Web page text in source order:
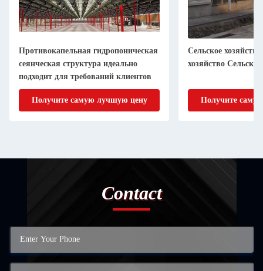
Противокапельная гидропоническая
сеянческая структура идеально
подходит для требований клиентов
Получите самую лучшую цену
Сельское
хозяйство
Получите
Contact